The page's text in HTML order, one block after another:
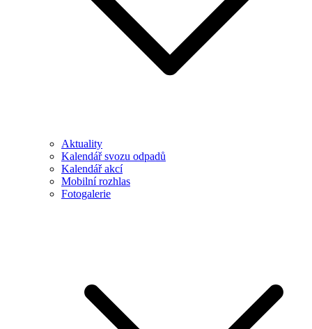
Aktuality
Kalendář svozu odpadů
Kalendář akcí
Mobilní rozhlas
Fotogalerie